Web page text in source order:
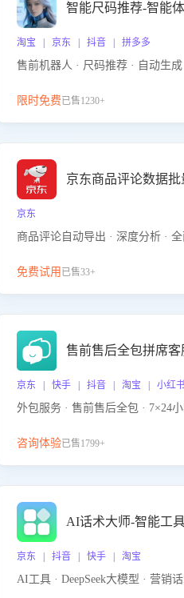
智能尺码推荐-智能
淘宝 | 京东 | 抖音 | 拼多多
售前机器人 · 尺码推荐 · 自动生成
限时免费已售1230+
京东商品评论数据批
京东
商品评论自动导出 · 深度分析 ·
免费试用 已售33+
售前售后全包拼席
京东 | 快手 | 抖音 | 淘宝 | 小红
外包服务 · 售前售后全包 · 7×24
咨询体验已售1799+
AI话术大师-智能工
京东 | 抖音 | 快手 | 淘宝
AI工具 · DeepSeek大模型 · 营销